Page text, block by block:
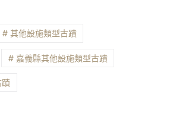
# 其他設施類型古蹟
# 嘉義縣其他設施類型古蹟